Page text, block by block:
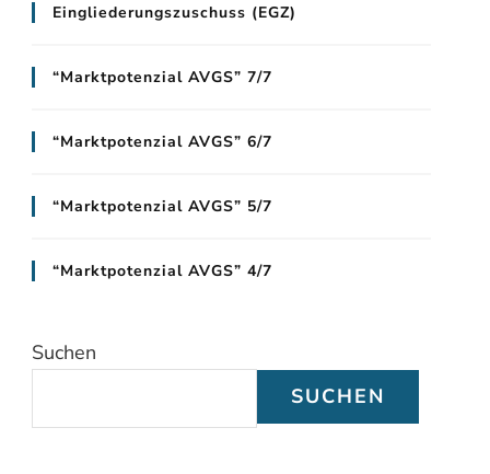
Eingliederungszuschuss (EGZ)
“Marktpotenzial AVGS” 7/7
“Marktpotenzial AVGS” 6/7
“Marktpotenzial AVGS” 5/7
“Marktpotenzial AVGS” 4/7
Suchen
SUCHEN